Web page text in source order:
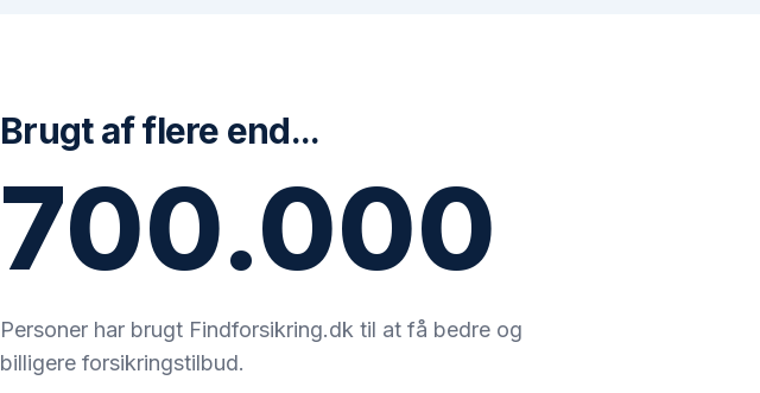
Brugt af flere end...
700.000
Personer har brugt Findforsikring.dk til at få bedre og
billigere forsikringstilbud.